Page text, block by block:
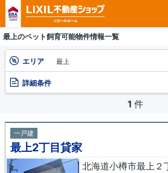
最上のペット飼育可能物件情報一覧
エリア 最上
詳細条件
1 件
一戸建
最上2丁目貸家
北海道小樽市最上２